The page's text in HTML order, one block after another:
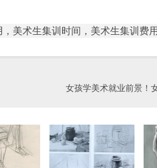
美术生集训时间，美术生集训费用
女孩学美术就业前景！